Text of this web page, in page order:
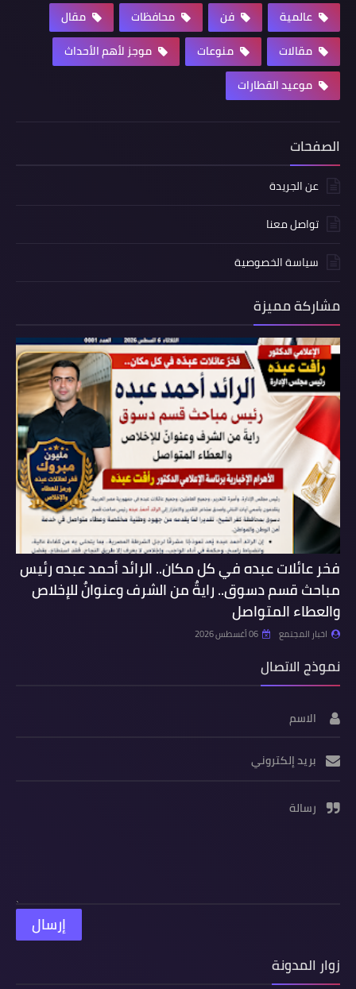
عالمية
فن محافظات
مقال
مقالات
منوعات
موجز لأهم الأحداث
موعيد القطارات
الصفحات
عن الجريدة
تواصل معنا
سياسة الخصوصية
مشاركة مميزة
فخر عائلات عبده في كل مكان.. الرائد أحمد عبده رئيس
مباحث قسم دسوق.. رايةٌ من الشرف وعنوانٌ للإخلاص
والعطاء المتواصل
اخبار المجتمع 06 أغسطس 2026
نموذج الاتصال
الاسم
بريد إلكتروني
رسالة
زوار المدونة